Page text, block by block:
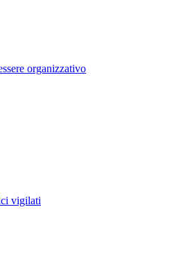
organizzativo
vigilati